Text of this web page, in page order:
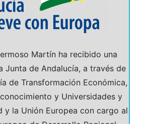
Martín ha recibido una
Junta de Andalucía, a través de
de Transformación Económica,
y Universidades y
y la Unión Europea con cargo al